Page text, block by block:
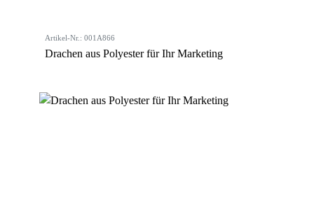
Artikel-Nr.: 001A866
Drachen aus Polyester für Ihr Marketing